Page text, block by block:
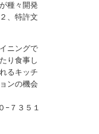
種々開発
、特許文
ニングで
り食事し
るキッチ
ンの機会
−７３５１